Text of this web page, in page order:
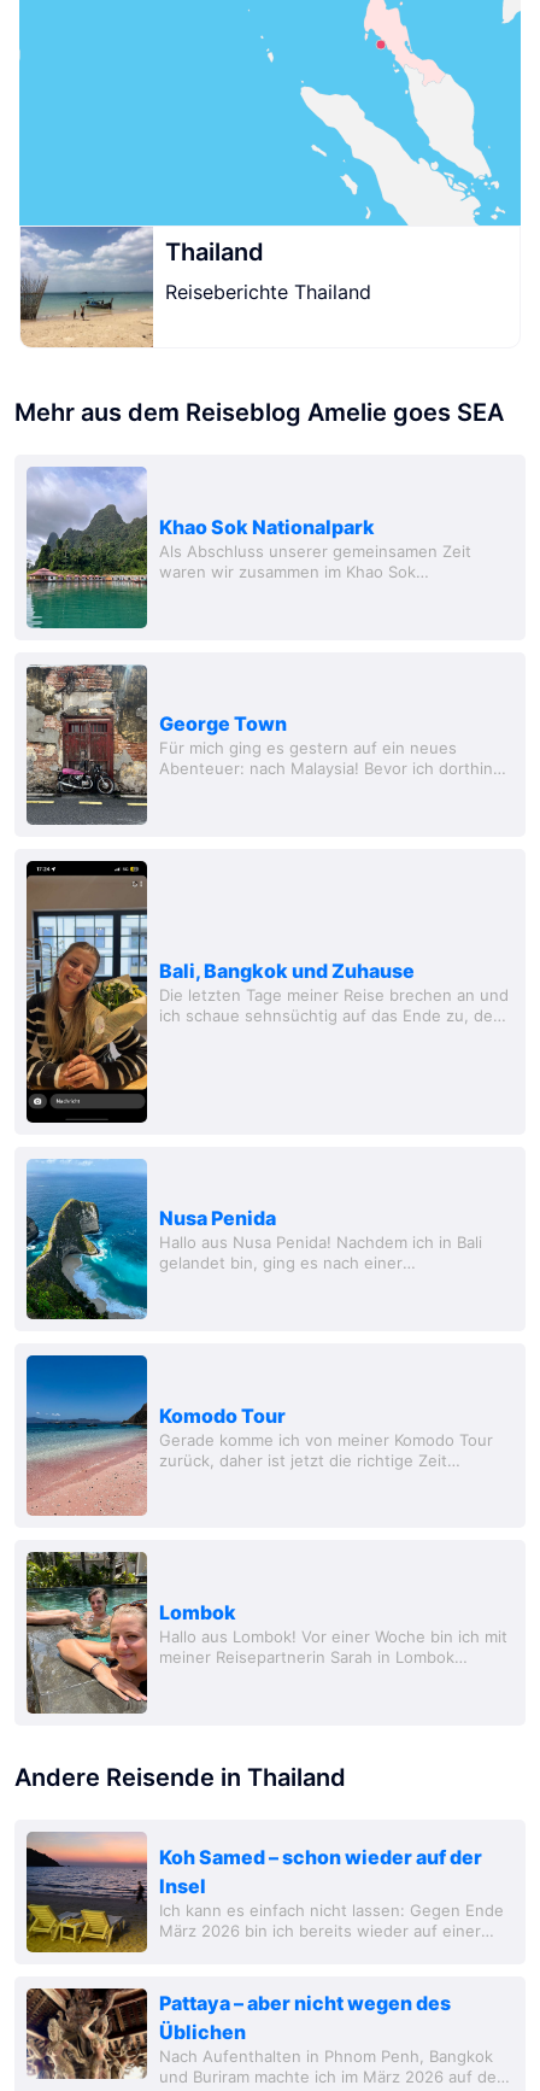
Thailand
Reiseberichte Thailand
Mehr aus dem Reiseblog Amelie goes SEA
Khao Sok Nationalpark
Als Abschluss unserer gemeinsamen Zeit
waren wir zusammen im Khao Sok
George Town
Für mich ging es gestern auf ein neues
Abenteuer: nach Malaysia! Bevor ich dorthin
Bali, Bangkok und Zuhause
Die letzten Tage meiner Reise brechen an und
ich schaue sehnsüchtig auf das Ende zu, denn
Nusa Penida
Hallo aus Nusa Penida! Nachdem ich in Bali
gelandet bin, ging es nach einer
Komodo Tour
Gerade komme ich von meiner Komodo Tour
zurück, daher ist jetzt die richtige Zeit
Lombok
Hallo aus Lombok! Vor einer Woche bin ich mit
meiner Reisepartnerin Sarah in Lombok
Andere Reisende in Thailand
Koh Samed – schon wieder auf der
Insel
Ich kann es einfach nicht lassen: Gegen Ende
März 2026 bin ich bereits wieder auf einer
Pattaya – aber nicht wegen des
Üblichen
Nach Aufenthalten in Phnom Penh, Bangkok
und Buriram machte ich im März 2026 auf dem